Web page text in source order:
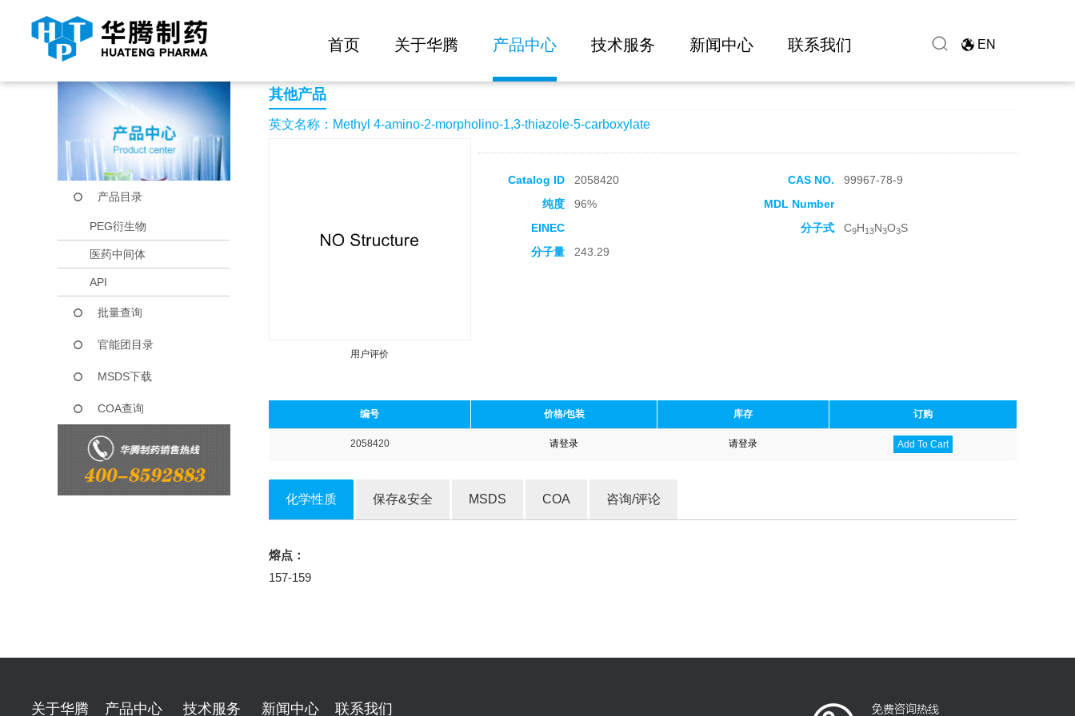
首页 关于华腾 产品中心 技术服务 新闻中心 联系我们 EN
当前位置： 首页 产品中心 Methyl 4-amino-2-morpholino-1,3-thiazole-5-carboxylate
产品目录
PEG衍生物
医药中间体
API
批量查询
官能团目录
MSDS下载
COA查询
其他产品
英文名称：Methyl 4-amino-2-morpholino-1,3-thiazole-5-carboxylate
用户评价
Catalog ID 2058420 CAS NO.
99967-78-9
纯度
96%
MDL Number
EINEC
分子式 C9H13N3O3S
分子量
243.29
编号 价格/包装 库存 订购
2058420 请登录 请登录 Add To Cart
化学性质 保存&安全 MSDS COA 咨询/评论
熔点：
157-159
关于华腾 产品中心 技术服务 新闻中心 联系我们